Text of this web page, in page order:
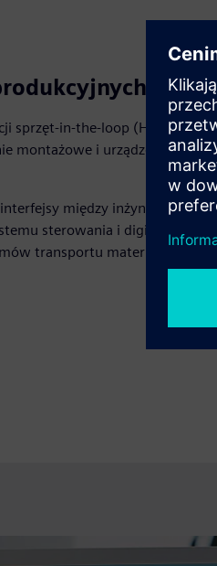
sprzęt-in-the-loop (HiL) i
montażowe i urządzenia
między inżynierią
sterowania i digital twin
transportu materiałów i